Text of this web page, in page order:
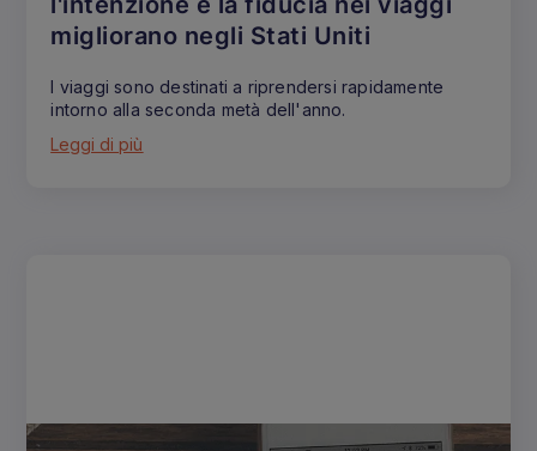
migliorano negli Stati Uniti
I viaggi sono destinati a riprendersi rapidamente
intorno alla seconda metà dell'anno.
Leggi di più